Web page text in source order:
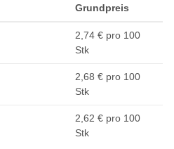
Grundpreis
2,74 € pro 100
Stk
2,68 € pro 100
Stk
2,62 € pro 100
Stk